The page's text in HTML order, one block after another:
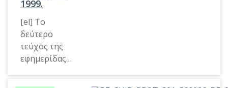
1999.
[el] Το
δεύτερο
τεύχος της
εφημερίδας